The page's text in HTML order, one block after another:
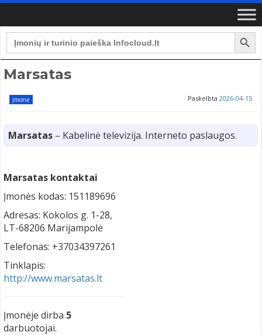
Search
for:
Search Button
Marsatas
Įmonė Paskelbta 2026-04-15
Marsatas – Kabelinė televizija. Interneto paslaugos.
Marsatas kontaktai
Įmonės kodas: 151189696
Adresas: Kokolos g. 1-28,
LT-68206 Marijampolė
Telefonas: +37034397261
Tinklapis:
http://www.marsatas.lt
Įmonėje dirba 5
darbuotojai.